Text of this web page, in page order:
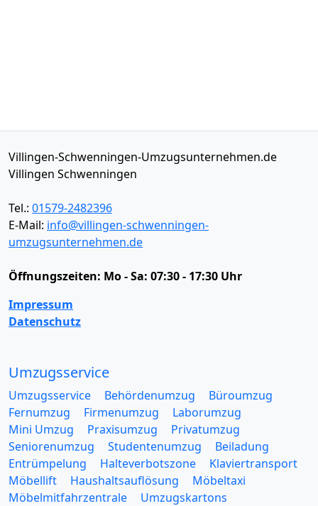
Villingen-Schwenningen-Umzugsunternehmen.de
Villingen Schwenningen
Tel.: 01579-2482396
E-Mail: info@villingen-schwenningen-
umzugsunternehmen.de
Öffnungszeiten: Mo - Sa: 07:30 - 17:30 Uhr
Impressum
Datenschutz
Umzugsservice
Umzugsservice Behördenumzug
Büroumzug
Fernumzug
Firmenumzug
Laborumzug
Mini Umzug
Praxisumzug
Privatumzug
Seniorenumzug
Studentenumzug
Beiladung
Entrümpelung
Halteverbotszone
Klaviertransport
Möbellift
Haushaltsauflösung
Möbeltaxi
Möbelmitfahrzentrale
Umzugskartons